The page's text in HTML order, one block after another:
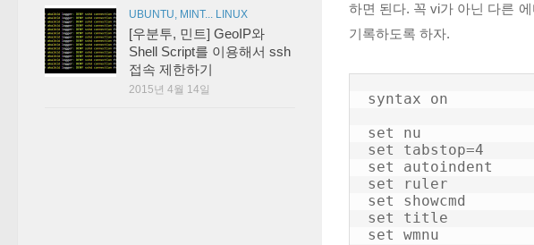
하면 된다. 꼭 vi가 아닌 다른
기록하도록 하자.
syntax on
set nu
set tabstop=4
set autoindent
set ruler
set showcmd
set title
set wmnu
UBUNTU, MINT... LINUX
[우분투, 민트] GeoIP와
Shell Script를 이용해서 ssh
접속 제한하기
2015년 4월 14일